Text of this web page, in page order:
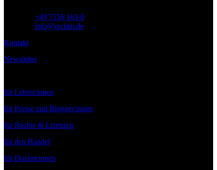
+49 7156 163-0
info@reclam.de
Kontakt
Newsletter
für Lehrer:innen
für Presse und Blogger:innen
für Rechte & Lizenzen
für den Handel
für Dozent:innen